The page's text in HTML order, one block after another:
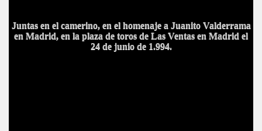
Juntas en el camerino, en el homenaje a Juanito Valderrama
en Madrid, en la plaza de toros de Las Ventas en Madrid el
24 de junio de 1.994.